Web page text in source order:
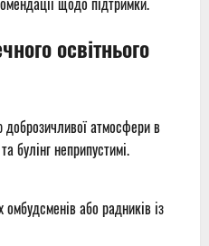
освітнього
атмосфери в
булінг неприпустимі.
або радників із